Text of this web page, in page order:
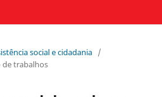
social e cidadania /
de trabalhos